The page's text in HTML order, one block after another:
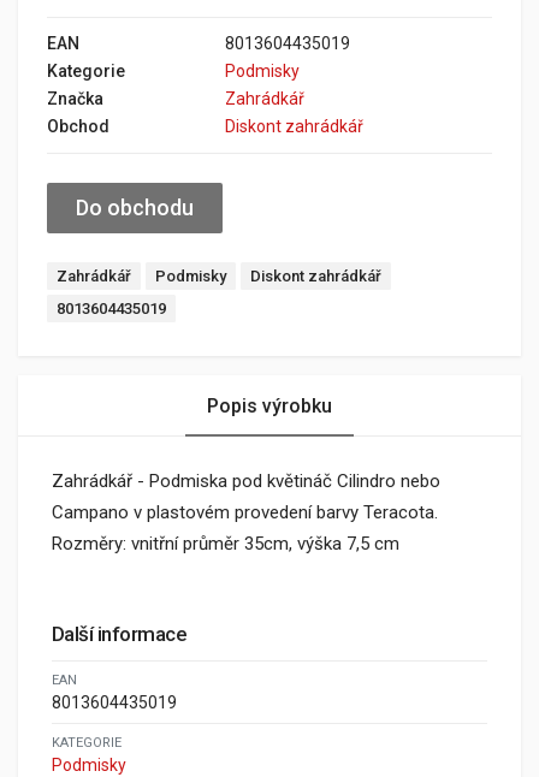
EAN
8013604435019
Kategorie
Podmisky
Značka
Zahrádkář
Obchod
Diskont zahrádkář
Do obchodu
Zahrádkář Podmisky
Diskont zahrádkář
8013604435019
Popis výrobku
Zahrádkář - Podmiska pod květináč Cilindro nebo
Campano v plastovém provedení barvy Teracota.
Rozměry: vnitřní průměr 35cm, výška 7,5 cm
Další informace
EAN
8013604435019
KATEGORIE
Podmisky